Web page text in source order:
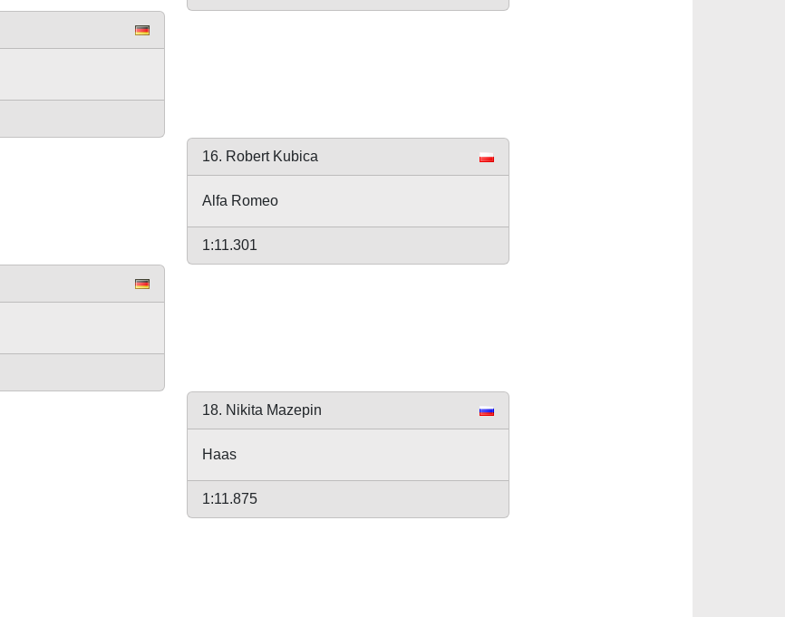
16. Robert Kubica
Alfa Romeo
1:11.301
18. Nikita Mazepin
Haas
1:11.875